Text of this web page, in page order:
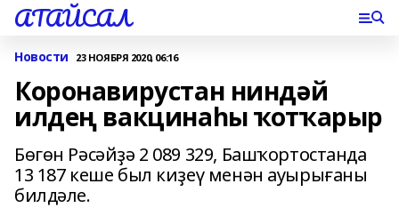
АТАЙСАЛ
Новости 23 НОЯБРЯ 2020, 06:16
Коронавирустан ниндәй
илдең вакцинаһы ҡотҡарыр
Бөгөн Рәсәйҙә 2 089 329, Башҡортостанда
13 187 кеше был киҙеү менән ауырығаны
билдәле.